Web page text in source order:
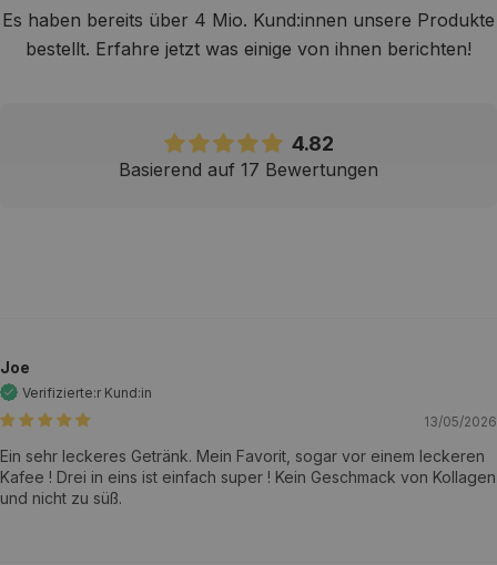
Es haben bereits über 4 Mio. Kund:innen unsere Produkte
bestellt. Erfahre jetzt was einige von ihnen berichten!
4.82
Basierend auf 17 Bewertungen
13/05/2026
Joe
Ein sehr leckeres Getränk. Mein Favorit, sogar vor einem leckeren
Kafee ! Drei in eins ist einfach super ! Kein Geschmack von Kollagen
und nicht zu süß.